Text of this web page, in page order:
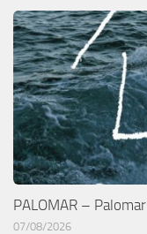
PALOMAR – Palomar
07/08/2026